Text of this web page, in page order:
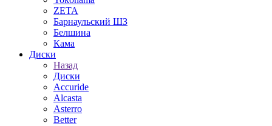
ZETA
Барнаульский ШЗ
Белшина
Кама
Диски
Назад
Диски
Accuride
Alcasta
Asterro
Better